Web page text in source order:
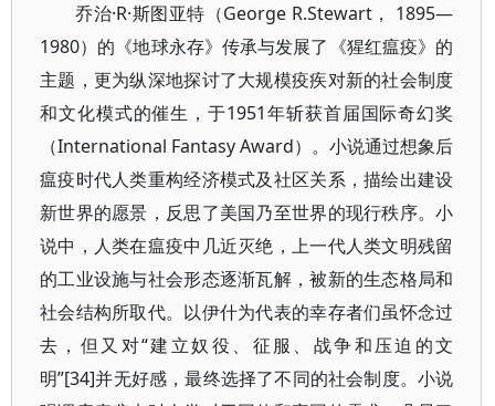
乔治·R·斯图亚特（George R.Stewart， 1895—
1980）的《地球永存》传承与发展了《猩红瘟疫》的
主题，更为纵深地探讨了大规模疫疾对新的社会制度
和文化模式的催生，于1951年斩获首届国际奇幻奖
（International Fantasy Award）。小说通过想象后
瘟疫时代人类重构经济模式及社区关系，描绘出建设
新世界的愿景，反思了美国乃至世界的现行秩序。小
说中，人类在瘟疫中几近灭绝，上一代人类文明残留
的工业设施与社会形态逐渐瓦解，被新的生态格局和
社会结构所取代。以伊什为代表的幸存者们虽怀念过
去，但又对“建立奴役、征服、战争和压迫的文
明”[34]并无好感，最终选择了不同的社会制度。小说